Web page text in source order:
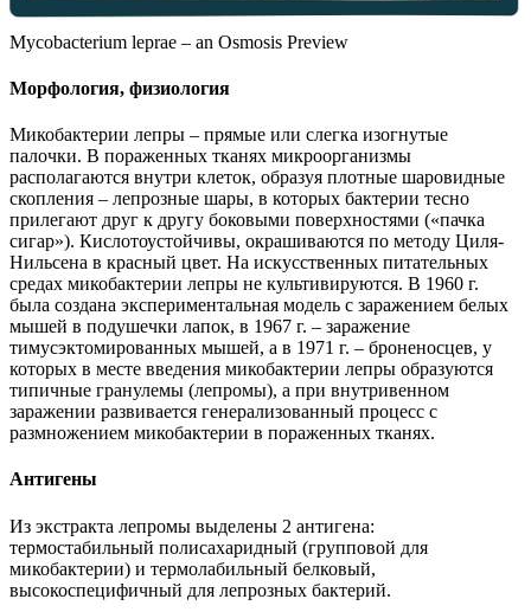
Mycobacterium leprae – an Osmosis Preview
Морфология, физиология
Микобактерии лепры – прямые или слегка изогнутые
палочки. В пораженных тканях микроорганизмы
располагаются внутри клеток, образуя плотные шаровидные
скопления – лепрозные шары, в которых бактерии тесно
прилегают друг к другу боковыми поверхностями («пачка
сигар»). Кислотоустойчивы, окрашиваются по методу Циля-
Нильсена в красный цвет. На искусственных питательных
средах микобактерии лепры не культивируются. В 1960 г.
была создана экспериментальная модель с заражением белых
мышей в подушечки лапок, в 1967 г. – заражение
тимусэктомированных мышей, а в 1971 г. – броненосцев, у
которых в месте введения микобактерии лепры образуются
типичные гранулемы (лепромы), а при внутривенном
заражении развивается генерализованный процесс с
размножением микобактерии в пораженных тканях.
Антигены
Из экстракта лепромы выделены 2 антигена:
термостабильный полисахаридный (групповой для
микобактерии) и термолабильный белковый,
высокоспецифичный для лепрозных бактерий.